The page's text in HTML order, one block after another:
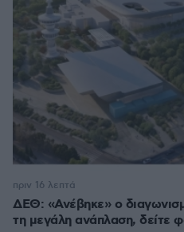
ΔΕΘ: «Ανέβηκε» ο
τη μεγάλη ανάπλαση, δείτε
πριν 16 λεπτά